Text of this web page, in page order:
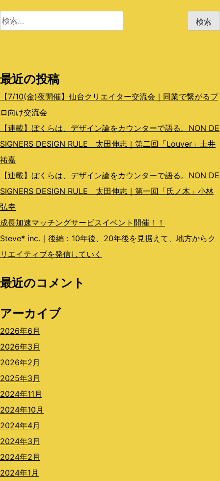
ゲ
ー
ン
検
最近の投稿
【7/10(金)夜開催】仙台クリエイター交流会｜同業で繋がるプ
ロ向け交流会
【連載】ぼくらは、デザイン論をカウンターで語る。NON DE
SIGNERS DESIGN RULE 太田伸志｜第二回「Louver」土井
祐嘉
【連載】ぼくらは、デザイン論をカウンターで語る。NON DE
SIGNERS DESIGN RULE 太田伸志｜第一回「氏ノ木」小林
弘幸
成長加速マッチングサービスイベント開催！！
Steve* inc.｜後編：10年後、20年後を見据えて、地方からク
リエイティブを発信していく
最近のコメント
アーカイブ
2026年6月
2026年3月
2026年2月
2025年3月
2024年11月
2024年10月
2024年4月
2024年3月
2024年2月
2024年1月